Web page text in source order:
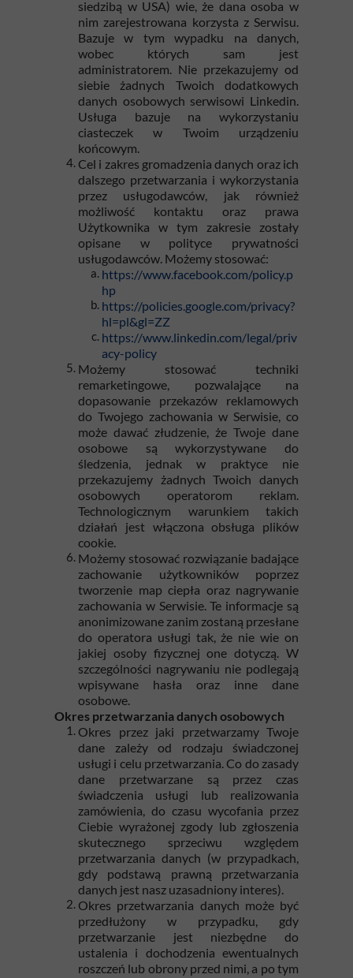
siedzibą w USA) wie, że dana osoba w
nim zarejestrowana korzysta z Serwisu.
Bazuje w tym wypadku na danych,
wobec których sam jest
administratorem. Nie przekazujemy od
siebie żadnych Twoich dodatkowych
danych osobowych serwisowi Linkedin.
Usługa bazuje na wykorzystaniu
ciasteczek w Twoim urządzeniu
końcowym.
Cel i zakres gromadzenia danych oraz ich
dalszego przetwarzania i wykorzystania
przez usługodawców, jak również
możliwość kontaktu oraz prawa
Użytkownika w tym zakresie zostały
opisane w polityce prywatności
usługodawców. Możemy stosować:
https://www.facebook.com/policy.p
hp
https://policies.google.com/privacy?
hl=pl&gl=ZZ
https://www.linkedin.com/legal/priv
acy-policy
Możemy stosować techniki
remarketingowe, pozwalające na
dopasowanie przekazów reklamowych
do Twojego zachowania w Serwisie, co
może dawać złudzenie, że Twoje dane
osobowe są wykorzystywane do
śledzenia, jednak w praktyce nie
przekazujemy żadnych Twoich danych
osobowych operatorom reklam.
Technologicznym warunkiem takich
działań jest włączona obsługa plików
cookie.
Możemy stosować rozwiązanie badające
zachowanie użytkowników poprzez
tworzenie map ciepła oraz nagrywanie
zachowania w Serwisie. Te informacje są
anonimizowane zanim zostaną przesłane
do operatora usługi tak, że nie wie on
jakiej osoby fizycznej one dotyczą. W
szczególności nagrywaniu nie podlegają
wpisywane hasła oraz inne dane
osobowe.
Okres przetwarzania danych osobowych
Okres przez jaki przetwarzamy Twoje
dane zależy od rodzaju świadczonej
usługi i celu przetwarzania. Co do zasady
dane przetwarzane są przez czas
świadczenia usługi lub realizowania
zamówienia, do czasu wycofania przez
Ciebie wyrażonej zgody lub zgłoszenia
skutecznego sprzeciwu względem
przetwarzania danych (w przypadkach,
gdy podstawą prawną przetwarzania
danych jest nasz uzasadniony interes).
Okres przetwarzania danych może być
przedłużony w przypadku, gdy
przetwarzanie jest niezbędne do
ustalenia i dochodzenia ewentualnych
roszczeń lub obrony przed nimi, a po tym